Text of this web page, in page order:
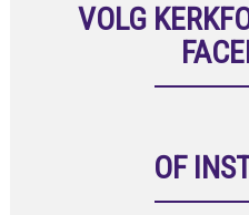
VOLG
OF